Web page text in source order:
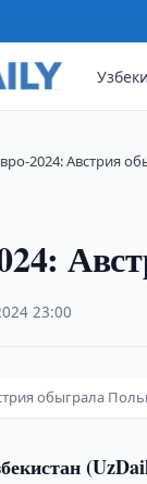
2024: Австрия
·23:00
обыграла